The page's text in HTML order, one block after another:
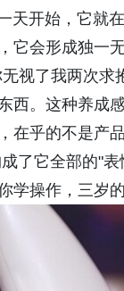
天开始，它就
它会形成独一
视了我两次
西。这种养成
在乎的不是产
了它全部的"
学操作，三岁